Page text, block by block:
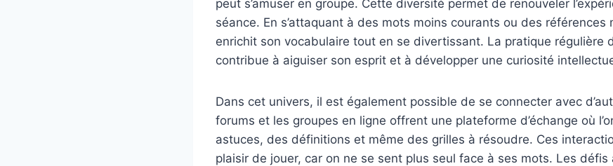
peut s’amuser en groupe. Cette diversité permet de renouveler
séance. En s’attaquant à des mots moins courants ou des références
enrichit son vocabulaire tout en se divertissant. La pratique régulière
contribue à aiguiser son esprit et à développer une curiosité
Dans cet univers, il est également possible de se connecter avec
forums et les groupes en ligne offrent une plateforme d’échange où
astuces, des définitions et même des grilles à résoudre. Ces
plaisir de jouer, car on ne se sent plus seul face à ses mots. Les défis